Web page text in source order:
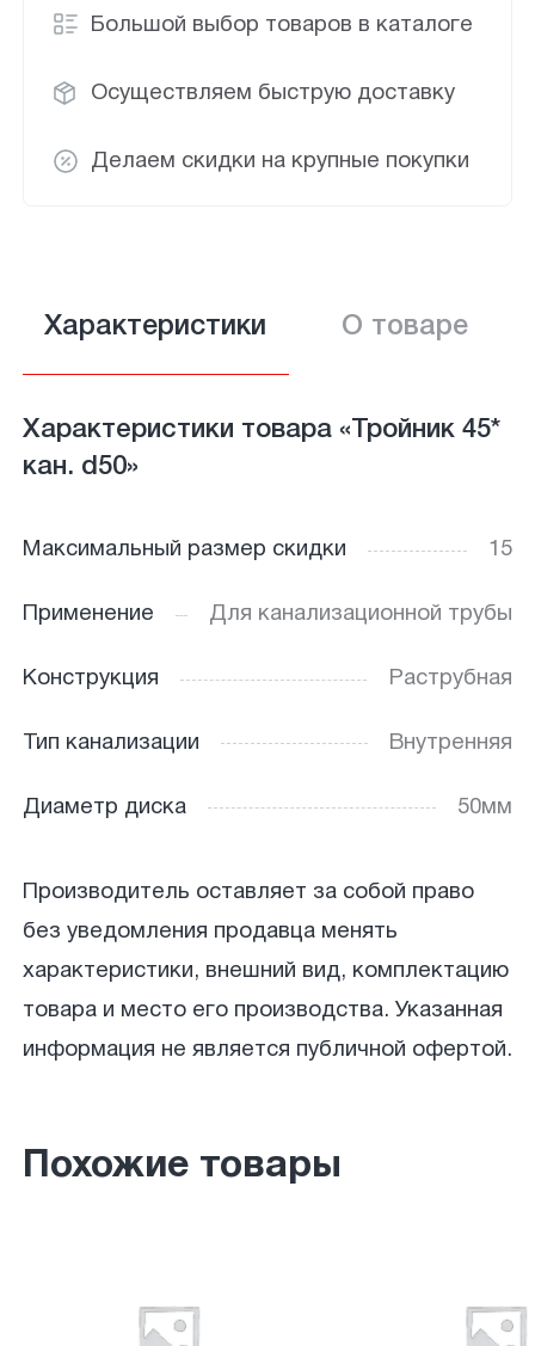
Большой выбор товаров в каталоге
Осуществляем быструю доставку
Делаем скидки на крупные покупки
Характеристики О товаре
Характеристики товара «Тройник 45*
кан. d50»
Максимальный размер скидки 15
Применение Для канализационной трубы
Конструкция Раструбная
Тип канализации Внутренняя
Диаметр диска 50мм
Производитель оставляет за собой право
без уведомления продавца менять
характеристики, внешний вид, комплектацию
товара и место его производства. Указанная
информация не является публичной офертой.
Похожие товары